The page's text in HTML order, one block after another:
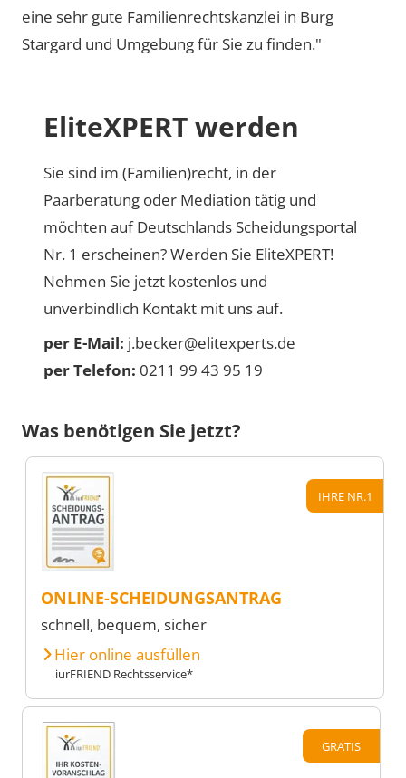
eine sehr gute Familienrechtskanzlei in Burg
Stargard und Umgebung für Sie zu finden."
EliteXPERT werden
Sie sind im (Familien)recht, in der
Paarberatung oder Mediation tätig und
möchten auf Deutschlands Scheidungsportal
Nr. 1 erscheinen? Werden Sie EliteXPERT!
Nehmen Sie jetzt kostenlos und
unverbindlich Kontakt mit uns auf.
per E-Mail: j.becker@elitexperts.de
per Telefon: 0211 99 43 95 19
Was benötigen Sie jetzt?
IHRE NR.1
ONLINE-SCHEIDUNGSANTRAG
schnell, bequem, sicher
Hier online ausfüllen
iurFRIEND Rechtsservice*
GRATIS